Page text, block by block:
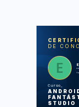
DE
Curso
STUDIO